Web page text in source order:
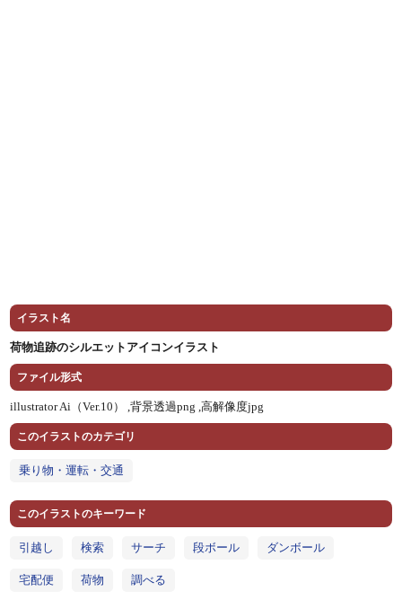
イラスト名
荷物追跡のシルエットアイコンイラスト
ファイル形式
illustrator Ai（Ver.10） ,背景透過png ,高解像度jpg
このイラストのカテゴリ
乗り物・運転・交通
このイラストのキーワード
引越し 検索 サーチ 段ボール ダンボール
宅配便 荷物 調べる